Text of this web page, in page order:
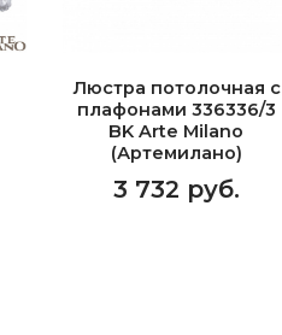
Люстра потолочная с
плафонами 336336/3
BK Arte Milano
(Артемилано)
3 732 руб.